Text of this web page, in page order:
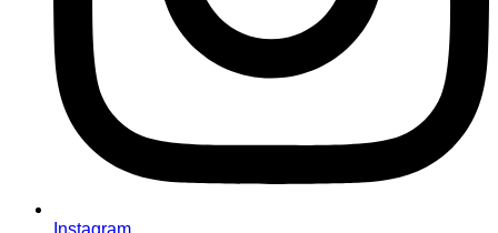
Instagram